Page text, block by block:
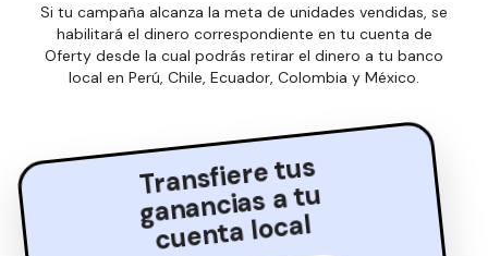
Si tu campaña alcanza la meta de unidades vendidas, se
habilitará el dinero correspondiente en tu cuenta de
Oferty desde la cual podrás retirar el dinero a tu banco
local en Perú, Chile, Ecuador, Colombia y México.
Transfiere tus
ganancias a tu
cuenta local